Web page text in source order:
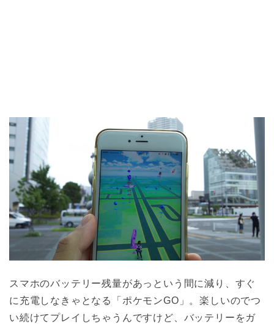
スマホのバッテリー残量があっという間に減り、すぐ
に充電しなきゃとなる「ポケモンGO」。楽しいのでつ
い続けてプレイしちゃうんですけど、バッテリーをガ